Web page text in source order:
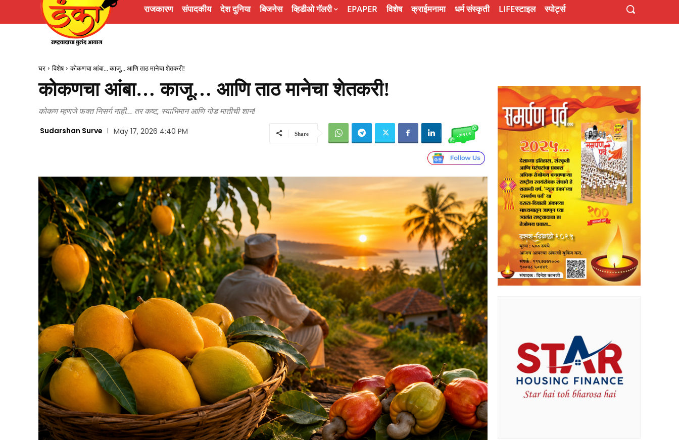
राजकारण संपादकीय देश दुनिया बिजनेस व्हिडीओ गॅलरी EPAPER विशेष क्राईमनामा धर्म संस्कृती LIFEस्टाइल स्पोर्ट्स
घर विशेष कोकणचा आंबा... काजू... आणि ताठ मानेचा शेतकरी!
कोकणचा आंबा… काजू… आणि ताठ मानेचा शेतकरी!
कोकण म्हणजे फक्त निसर्ग नाही... तर कष्ट, स्वाभिमान आणि गोड मातीची शान!
Sudarshan Surve May 17, 2026 4:40 PM Share